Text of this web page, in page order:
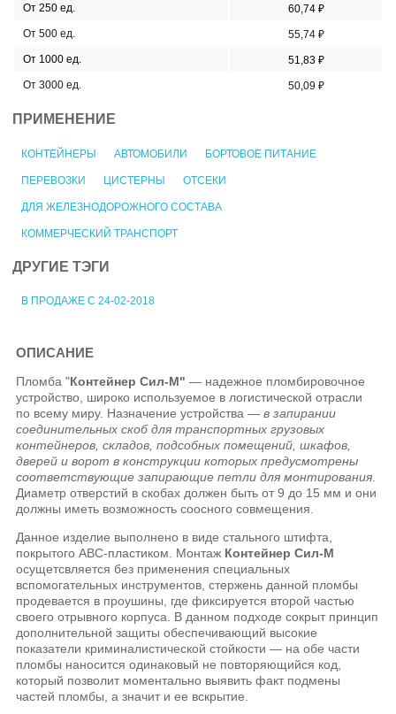
От 250 ед.
60,74 ₽
От 500 ед.
55,74 ₽
От 1000 ед.
51,83 ₽
От 3000 ед.
50,09 ₽
ПРИМЕНЕНИЕ
КОНТЕЙНЕРЫ АВТОМОБИЛИ БОРТОВОЕ ПИТАНИЕ
ПЕРЕВОЗКИ ЦИСТЕРНЫ ОТСЕКИ
ДЛЯ ЖЕЛЕЗНОДОРОЖНОГО СОСТАВА
КОММЕРЧЕСКИЙ ТРАНСПОРТ
ДРУГИЕ ТЭГИ
В ПРОДАЖЕ С 24-02-2018
ОПИСАНИЕ
Пломба "Контейнер Сил-М" — надежное пломбировочное
устройство, широко используемое в логистической отрасли
по всему миру. Назначение устройства —в запирании
соединительных скоб для транспортных грузовых
контейнеров, складов, подсобных помещений, шкафов,
дверей и ворот в конструкции которых предусмотрены
соответствующие запирающие петли для монтирования
Диаметр отверстий в скобах должен быть от 9 до 15 мм и они
должны иметь возможность соосного совмещения.
Данное изделие выполнено в виде стального штифта,
покрытого ABC-пластиком. Монтаж Контейнер Сил-М
осущетсвляется без применения специальных
вспомогательных инструментов, стержень данной пломбы
продевается в проушины, где фиксируется второй частью
своего отрывного корпуса. В данном подходе сокрыт принцип
дополнительной защиты обеспечивающий высокие
показатели криминалистической стойкости — на обе части
пломбы наносится одинаковый не повторяющийся код,
который позволит моментально выявить факт подмены
частей пломбы, а значит и ее вскрытие.